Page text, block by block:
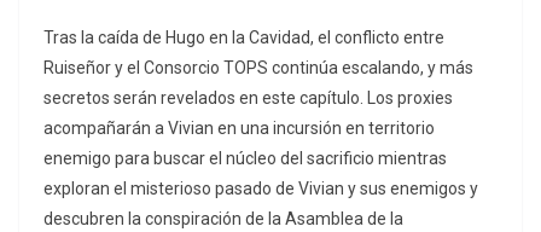
Tras la caída de Hugo en la Cavidad, el conflicto entre
Ruiseñor y el Consorcio TOPS continúa escalando, y más
secretos serán revelados en este capítulo. Los proxies
acompañarán a Vivian en una incursión en territorio
enemigo para buscar el núcleo del sacrificio mientras
exploran el misterioso pasado de Vivian y sus enemigos y
descubren la conspiración de la Asamblea de la